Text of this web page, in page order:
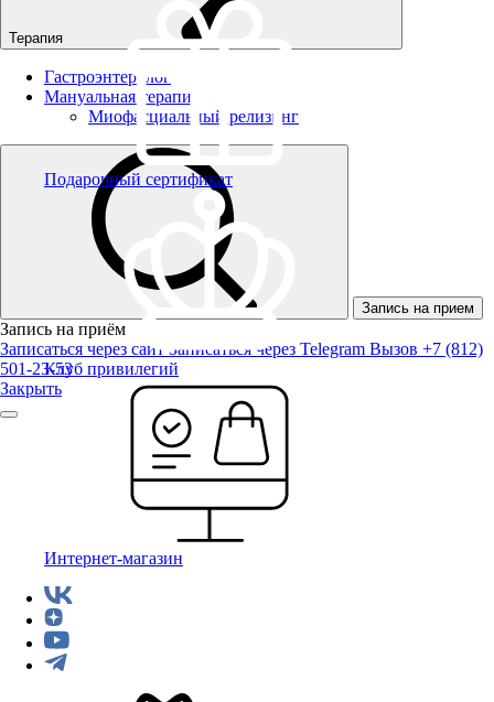
Терапия
Гастроэнтеролог
Мануальная терапия
Миофасциальный релизинг
Запись на прием
Запись на приём
Записаться через сайт Записаться через Telegram Вызов +7 (812)
501-23-53
Закрыть
Подарочный сертификат
Клуб привилегий
Интернет-магазин